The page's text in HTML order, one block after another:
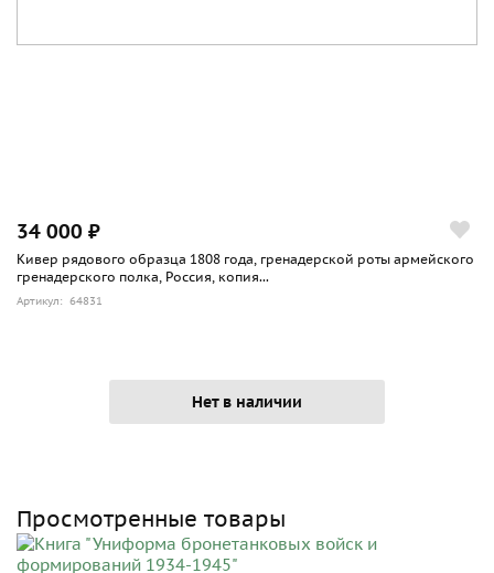
34 000 ₽
Кивер рядового образца 1808 года, гренадерской роты армейского
гренадерского полка, Россия, копия...
Артикул: 64831
Нет в наличии
Просмотренные товары